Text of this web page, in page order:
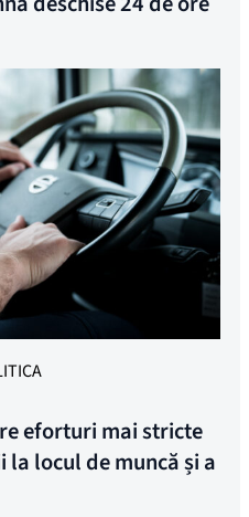
împotriva dumpingului
de muncă. Foto: Jonas
eforturi mai stricte
locul de muncă și a